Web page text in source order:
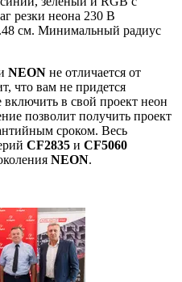
резки неона 230 В
см. Минимальный радиус
NEON не отличается от
что вам не придется
в свой проект неон
позволит получить проект
сроком. Весь
CF2835 и CF5060
NEON.